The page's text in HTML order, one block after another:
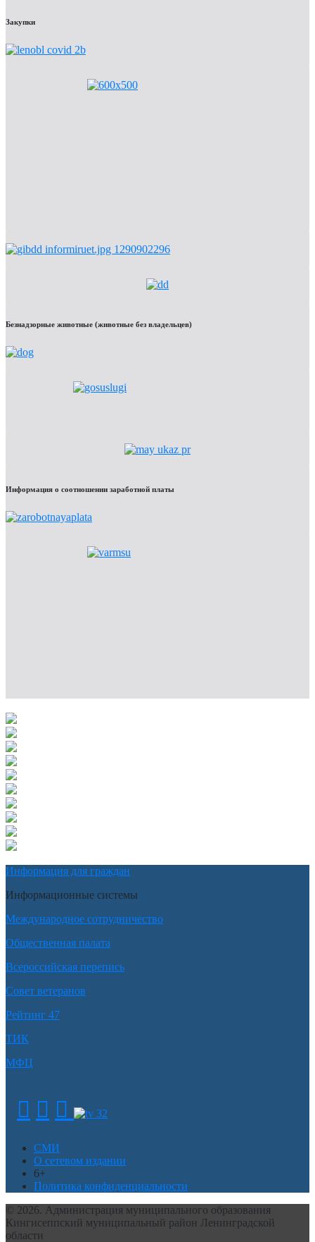
Закупки
Безнадзорные животные (животные без владельцев)
Информация о соотношении заработной платы
Информация для граждан
Информационные системы
Международное сотрудничество
Общественная палата
Всероссийская перепись
Совет ветеранов
Рейтинг 47
ТИК
МФЦ
СМИ
О сетевом издании
6+
Политика конфиденциальности
© 2026. Администрация муниципального образования
Кингисеппский муниципальный район Ленинградской
области